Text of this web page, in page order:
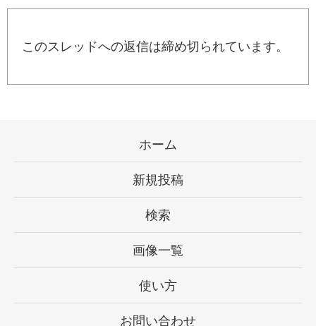
このスレッドへの返信は締め切られています。
ホーム
新規投稿
検索
画像一覧
使い方
お問い合わせ